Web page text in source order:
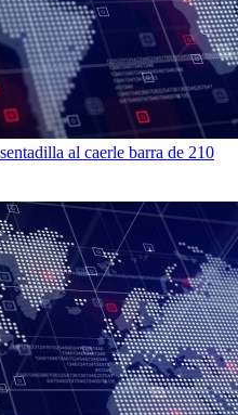
al caerle barra de 210